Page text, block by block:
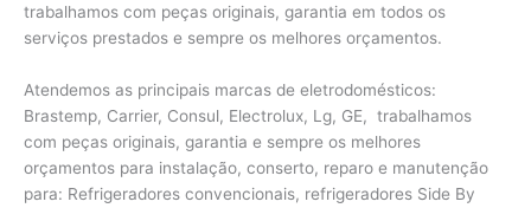
trabalhamos com peças originais, garantia em todos os
serviços prestados e sempre os melhores orçamentos.
Atendemos as principais marcas de eletrodomésticos:
Brastemp, Carrier, Consul, Electrolux, Lg, GE, trabalhamos
com peças originais, garantia e sempre os melhores
orçamentos para instalação, conserto, reparo e manutenção
para: Refrigeradores convencionais, refrigeradores Side By